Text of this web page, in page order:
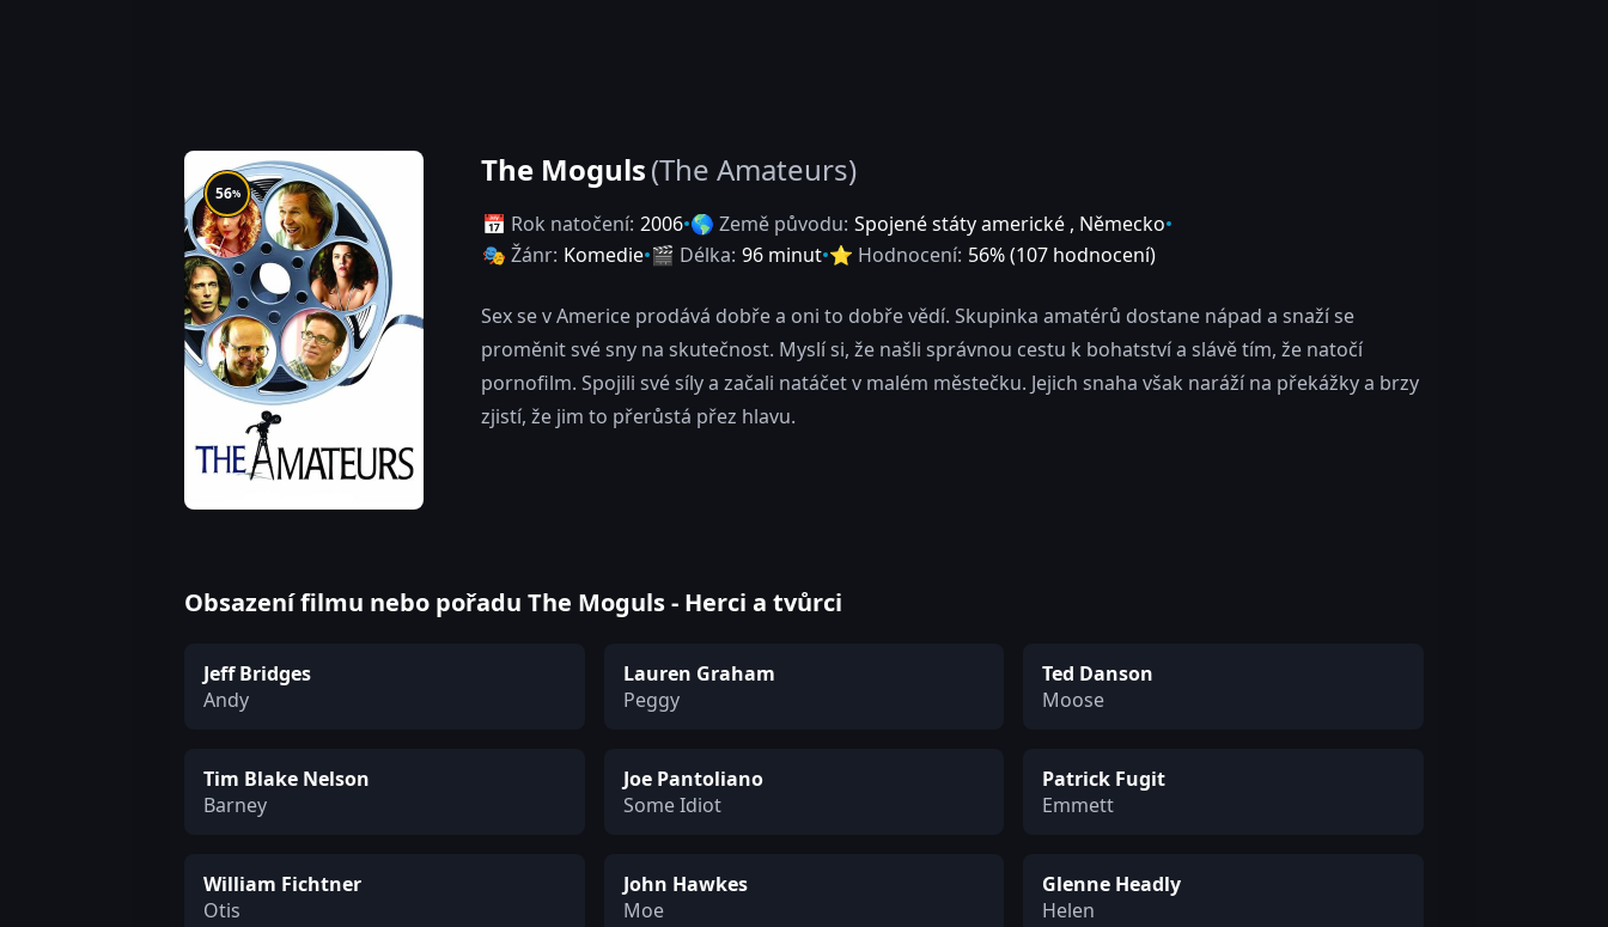
56%
The Moguls(The Amateurs)
📅 Rok natočení: 2006 🌎 Země původu: Spojené státy americké , Německo
🎭 Žánr: Komedie 🎬 Délka: 96 minut ⭐ Hodnocení: 56% (107 hodnocení)
Sex se v Americe prodává dobře a oni to dobře vědí. Skupinka amatérů dostane nápad a snaží se
proměnit své sny na skutečnost. Myslí si, že našli správnou cestu k bohatství a slávě tím, že natočí
pornofilm. Spojili své síly a začali natáčet v malém městečku. Jejich snaha však naráží na překážky a brzy
zjistí, že jim to přerůstá přez hlavu.
Obsazení filmu nebo pořadu The Moguls - Herci a tvůrci
Jeff Bridges
Andy
Lauren Graham
Peggy
Ted Danson
Moose
Tim Blake Nelson
Barney
Joe Pantoliano
Some Idiot
Patrick Fugit
Emmett
William Fichtner
Otis
John Hawkes
Moe
Glenne Headly
Helen